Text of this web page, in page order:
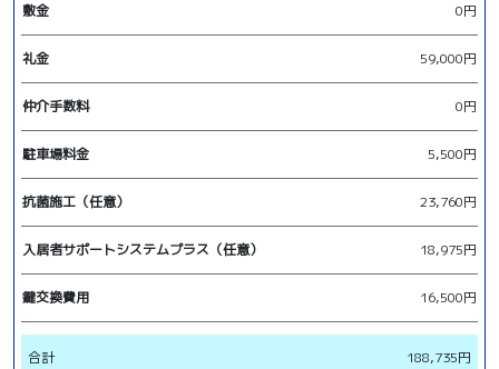
敷金 0円
礼金 59,000円
仲介手数料 0円
駐車場料金 5,500円
抗菌施工（任意） 23,760円
入居者サポートシステムプラス（任意） 18,975円
鍵交換費用 16,500円
合計 188,735円